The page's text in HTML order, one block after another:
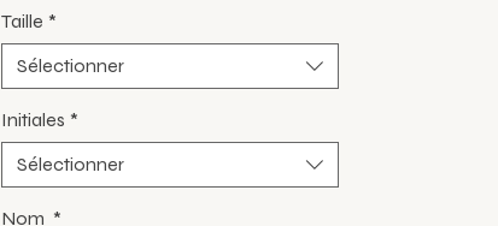
automatiquement présentes sur
le haut et le bas.
Marque Sportcore
Taille *
Sélectionner
Initiales *
Sélectionner
Nom *